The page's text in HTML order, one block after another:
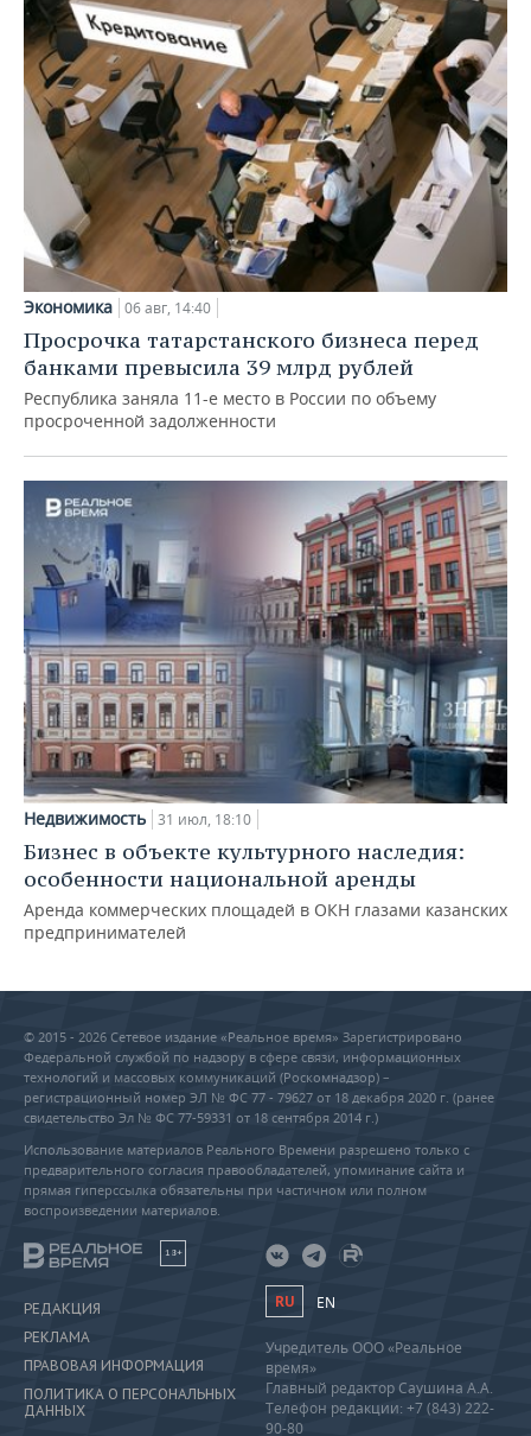
Экономика 06 авг, 14:40
Просрочка татарстанского бизнеса перед
банками превысила 39 млрд рублей
Республика заняла 11-е место в России по объему
просроченной задолженности
Недвижимость 31 июл, 18:10
Бизнес в объекте культурного наследия:
особенности национальной аренды
Аренда коммерческих площадей в ОКН глазами казанских
предпринимателей
© 2015 - 2026 Сетевое издание «Реальное время» Зарегистрировано
Федеральной службой по надзору в сфере связи, информационных
технологий и массовых коммуникаций (Роскомнадзор) –
регистрационный номер ЭЛ № ФС 77 - 79627 от 18 декабря 2020 г. (ранее
свидетельство Эл № ФС 77-59331 от 18 сентября 2014 г.)
Использование материалов Реального Времени разрешено только с
предварительного согласия правообладателей, упоминание сайта и
прямая гиперссылка обязательны при частичном или полном
воспроизведении материалов.
18+
РЕДАКЦИЯ
РЕКЛАМА
ПРАВОВАЯ ИНФОРМАЦИЯ
ПОЛИТИКА О ПЕРСОНАЛЬНЫХ
ДАННЫХ
RU EN
Учредитель ООО «Реальное
время»
Главный редактор Саушина А.А.
Телефон редакции: +7 (843) 222-
90-80